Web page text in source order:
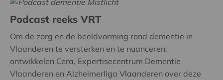
Podcast reeks VRT
Om de zorg en de beeldvorming rond dementie in
Vlaanderen te versterken en te nuanceren,
ontwikkelen Cera, Expertisecentrum Dementie
Vlaanderen en Alzheimerliga Vlaanderen over deze